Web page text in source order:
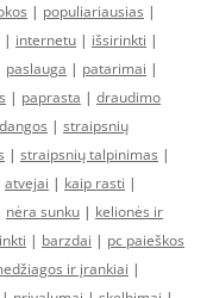
| populiariausias |
| internetu | išsirinkti |
paslauga | patarimai |
| paprasta | draudimo
| straipsnių
| straipsnių talpinimas |
atvejai | kaip rasti |
nėra sunku | kelionės ir
| barzdai | pc paieškos
ir įrankiai |